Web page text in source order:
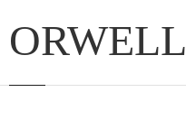
ORWELL